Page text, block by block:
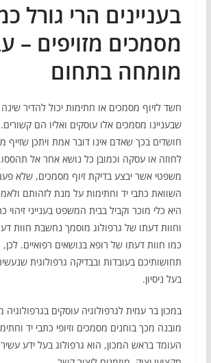
בעניינים הרי גורל
מסמכים מזויפים –
מומחה בתחום
חשד לזיוף מסמכים או חתימות יכול להדיר
שבעניינו מסמכים אלו עוסקים ואליו הם
חושדים בכך שאדם אינו דובר אמת ויתכן שזייף
לחוזה או עסקה וכמובן כל נושא אחר אל תהססו.
משפטי אשר יבצע בדיקת זיוף מסמכים, שלא
השוואת כתבי יד וחתימות על מנת לזהותם
היא כלי מוכר וקביל בבית המשפט בענייני זיהוי
וחוות דעתו של גרפולוג מוסמך נחשבת חוות
כמו חוות דעתו של רופא בנושאים רפואיים. לכן,
תחושותיכם בעובדות ובבדיקה גרפולוגית
בעל ניסיון.
במכון בר עמית לגרפולוגיה עוסקים
מובנה מכך בוחנים מסמכים וזיופי כתבי יד
העומד בראש המכון, הוא גרפולוג בעל ידע עשיר,